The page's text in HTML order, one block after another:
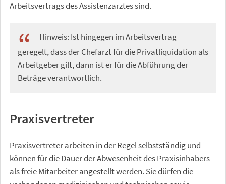
Arbeitsvertrags des Assistenzarztes sind.
Hinweis: Ist hingegen im Arbeitsvertrag
geregelt, dass der Chefarzt für die Privatliquidation als
Arbeitgeber gilt, dann ist er für die Abführung der
Beträge verantwortlich.
Praxisvertreter
Praxisvertreter arbeiten in der Regel selbstständig und
können für die Dauer der Abwesenheit des Praxisinhabers
als freie Mitarbeiter angestellt werden. Sie dürfen die